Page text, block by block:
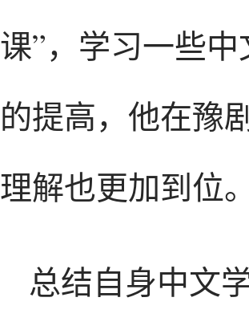
课”，学习一些
的提高，他在豫
理解也更加到位
总结自身中文